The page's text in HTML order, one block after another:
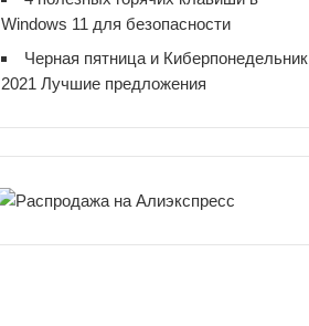
Windows 11 для безопасности
Черная пятница и Киберпонедельник
2021 Лучшие предложения